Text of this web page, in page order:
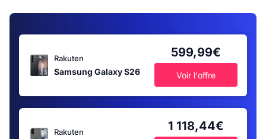
Rakuten
Samsung Galaxy S26
599,99€
Voir l'offre
Rakuten 1 118,44€